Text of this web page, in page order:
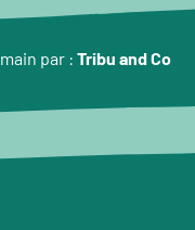
par : Tribu and Co